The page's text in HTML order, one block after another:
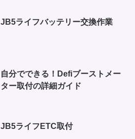
JB5ライフバッテリー交換作業
自分でできる！Defiブーストメー
ター取付の詳細ガイド
JB5ライフETC取付